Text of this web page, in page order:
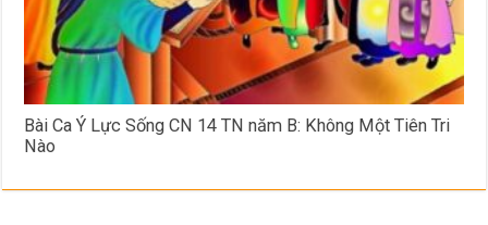
Bài Ca Ý Lực Sống CN 14 TN năm B: Không Một Tiên Tri
Nào